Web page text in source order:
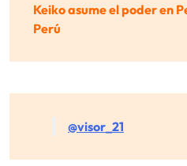
Keiko asume el poder en
Perú
@visor_21